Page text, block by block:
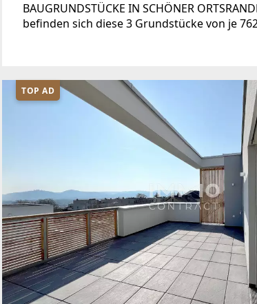
BAUGRUNDSTÜCKE IN SCHÖNER
befinden sich diese 3 Grundstücke von je
[https://storage.justimmo.at/video/1080p/
TOP AD